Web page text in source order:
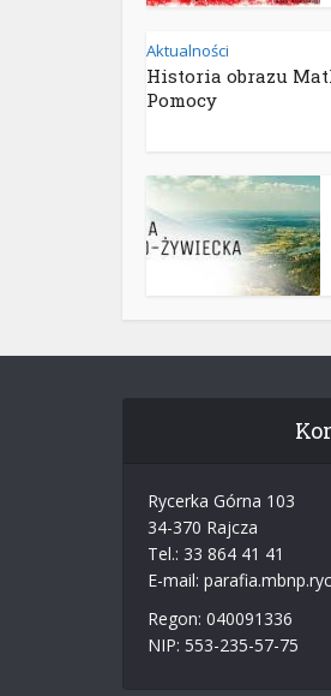
Aktualności
Historia obrazu
Pomocy
Rycerka Górna 103
34-370 Rajcza
Tel.: 33 864 41 41
E-mail:
Regon: 040091336
NIP: 553-235-57-75